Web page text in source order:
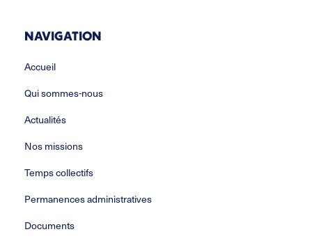
NAVIGATION
Accueil
Qui sommes-nous
Actualités
Nos missions
Temps collectifs
Permanences administratives
Documents